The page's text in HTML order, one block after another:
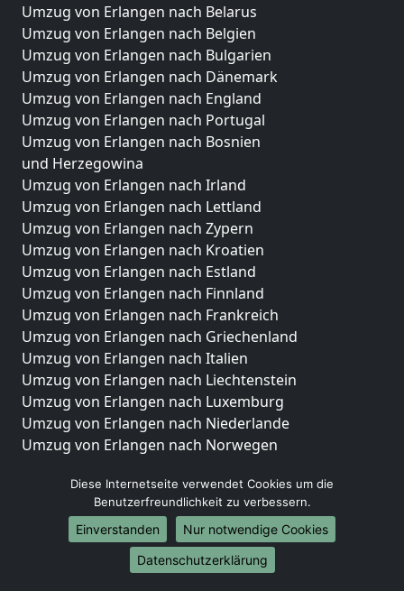
Umzug von Erlangen nach Belarus
Umzug von Erlangen nach Belgien
Umzug von Erlangen nach Bulgarien
Umzug von Erlangen nach Dänemark
Umzug von Erlangen nach England
Umzug von Erlangen nach Portugal
Umzug von Erlangen nach Bosnien
und Herzegowina
Umzug von Erlangen nach Irland
Umzug von Erlangen nach Lettland
Umzug von Erlangen nach Zypern
Umzug von Erlangen nach Kroatien
Umzug von Erlangen nach Estland
Umzug von Erlangen nach Finnland
Umzug von Erlangen nach Frankreich
Umzug von Erlangen nach Griechenland
Umzug von Erlangen nach Italien
Umzug von Erlangen nach Liechtenstein
Umzug von Erlangen nach Luxemburg
Umzug von Erlangen nach Niederlande
Umzug von Erlangen nach Norwegen
Umzüge-Deutschlandweit
Umzug von Erlangen nach Berlin
Umzug von Erlangen nach Hamburg
Umzug von Erlangen nach München
Umzug von Erlangen nach Köln
Diese Internetseite verwendet Cookies um die
Benutzerfreundlichkeit zu verbessern.
Einverstanden
Nur notwendige Cookies
Datenschutzerklärung